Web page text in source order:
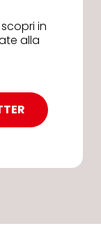
in
alla